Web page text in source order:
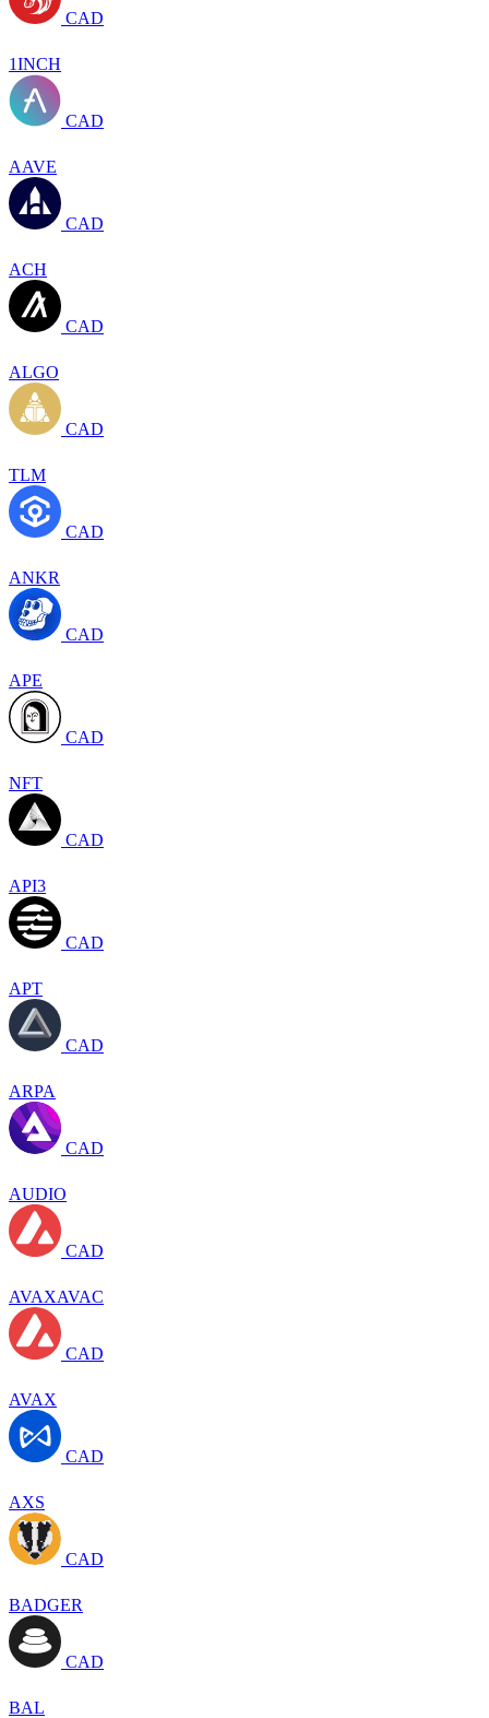
CAD
1INCH
CAD
AAVE
CAD
ACH
CAD
ALGO
CAD
TLM
CAD
ANKR
CAD
APE
CAD
NFT
CAD
API3
CAD
APT
CAD
ARPA
CAD
AUDIO
CAD
AVAXAVAC
CAD
AVAX
CAD
AXS
CAD
BADGER
CAD
BAL